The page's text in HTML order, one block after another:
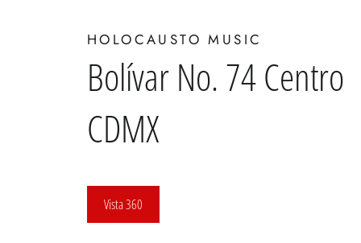
HOLOCAUSTO MUSIC
Bolívar No. 74 Centro
CDMX
Vista 360